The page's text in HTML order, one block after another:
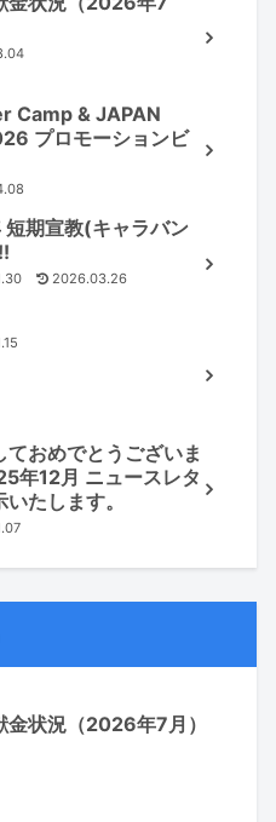
Camp & JAPAN
プロモーションビ
期宣教(キャラバン
2026.03.26
ておめでとうございま
年12月 ニュースレタ
たします。
金状況（2026年7月）